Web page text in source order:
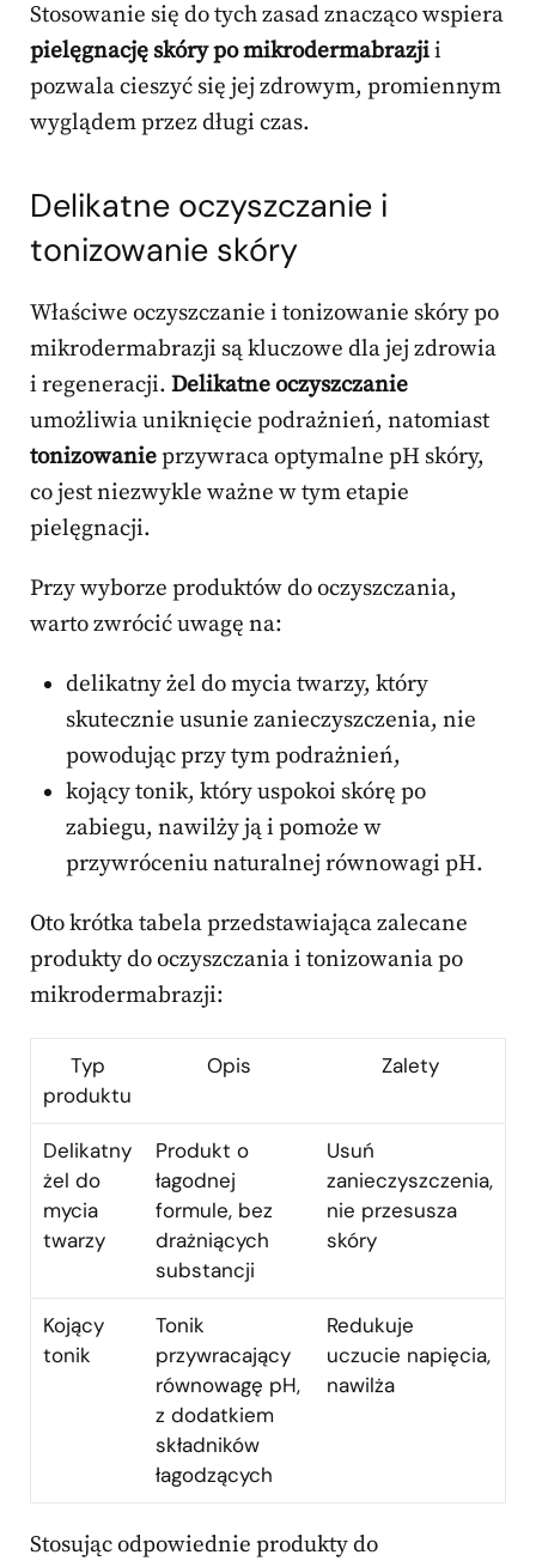
Stosowanie się do tych zasad znacząco wspiera
pielęgnację skóry po mikrodermabrazjii
pozwala cieszyć się jej zdrowym, promiennym
wyglądem przez długi czas.
Delikatne oczyszczanie i
tonizowanie skóry
Właściwe oczyszczanie i tonizowanie skóry po
mikrodermabrazji są kluczowe dla jej zdrowia
i regeneracji. Delikatne oczyszczanie
umożliwia uniknięcie podrażnień, natomiast
tonizowanieprzywraca optymalne pH skóry,
co jest niezwykle ważne w tym etapie
pielęgnacji.
Przy wyborze produktów do oczyszczania,
warto zwrócić uwagę na:
delikatny żel do mycia twarzy, który
skutecznie usunie zanieczyszczenia, nie
powodując przy tym podrażnień,
kojący tonik, który uspokoi skórę po
zabiegu, nawilży ją i pomoże w
przywróceniu naturalnej równowagi pH.
Oto krótka tabela przedstawiająca zalecane
produkty do oczyszczania i tonizowania po
mikrodermabrazji:
Typ
produktu
Opis Zalety
Delikatny
żel do
mycia
twarzy
Produkt o
łagodnej
formule, bez
drażniących
substancji
Usuń
zanieczyszczenia,
nie przesusza
skóry
Kojący
tonik
Tonik
przywracający
równowagę pH,
z dodatkiem
składników
łagodzących
Redukuje
uczucie napięcia,
nawilża
Stosując odpowiednie produkty do